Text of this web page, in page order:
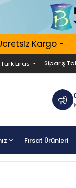
Kargo -
Lirası Sipariş
Fırsat Ürünleri